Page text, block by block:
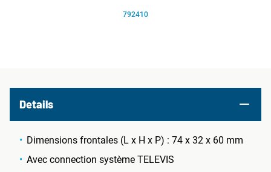
792410
Details
Dimensions frontales (L x H x P) : 74 x 32 x 60 mm
Avec connection système TELEVIS